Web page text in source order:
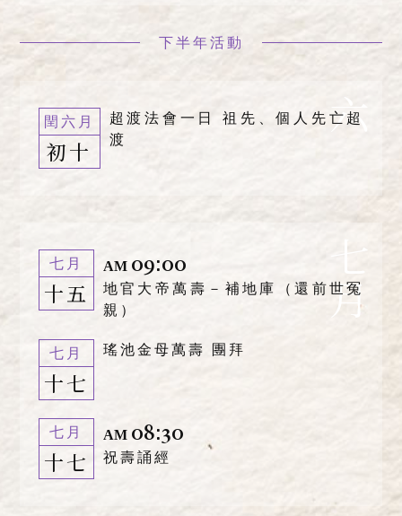
下半年活動
六
閏六月
初十
超渡法會一日 祖先、個人先亡超
渡
七月
七月
十五
AM 09:00
地官大帝萬壽－補地庫（還前世冤
親）
七月
十七
瑤池金母萬壽 團拜
七月
十七
AM 08:30
祝壽誦經